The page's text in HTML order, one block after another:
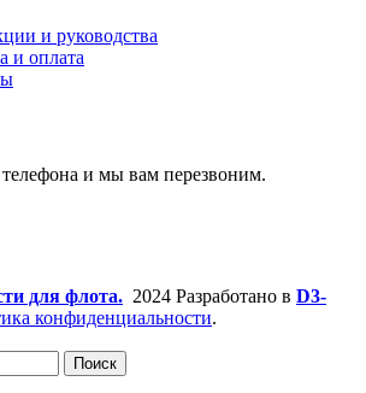
и руководства
и оплата
и мы вам перезвоним.
для флота. 2024 Разработано в D3-
конфиденциальности.
Поиск